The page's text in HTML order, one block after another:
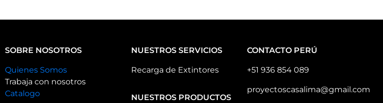
SOBRE NOSOTROS
Quienes Somos
Trabaja con nosotros
Catalogo
NUESTROS SERVICIOS
Recarga de Extintores
NUESTROS PRODUCTOS
CONTACTO PERÚ
+51 936 854 089
proyectoscasalima@gmail.com